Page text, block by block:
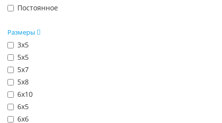
Постоянное
Размеры
3х5
5х5
5х7
5х8
6х10
6х5
6х6